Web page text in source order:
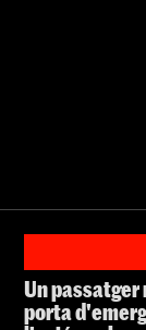
Un passatger
porta